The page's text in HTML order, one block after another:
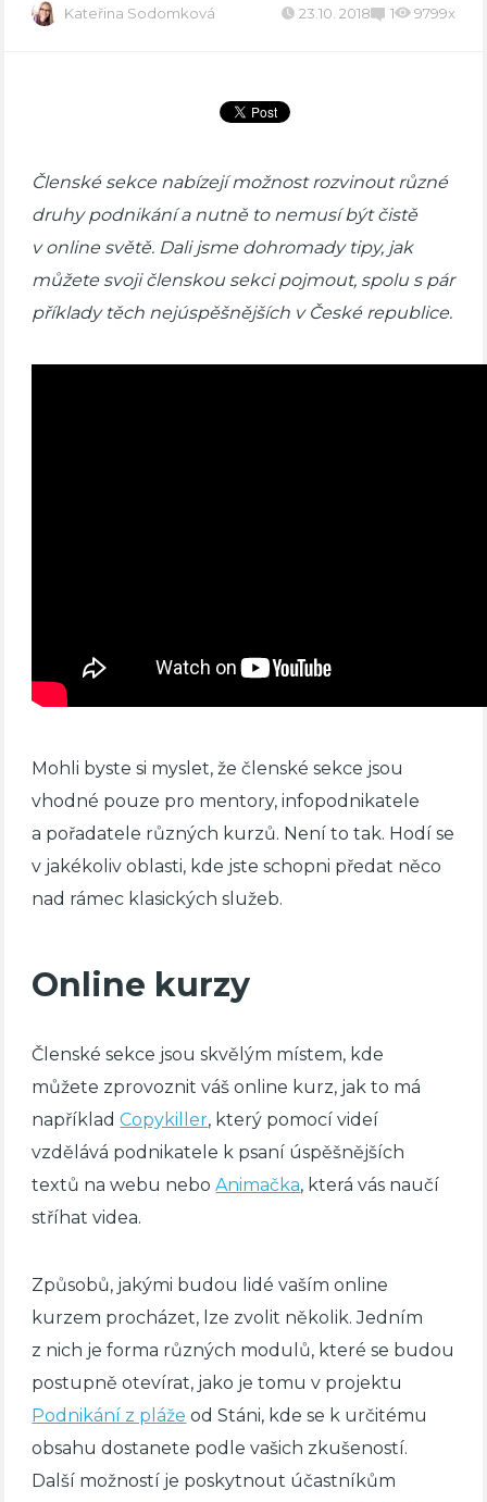
Kateřina Sodomková 23.10. 2018 1 9799x
Členské sekce nabízejí možnost rozvinout různé
druhy podnikání a nutně to nemusí být čistě
v online světě. Dali jsme dohromady tipy, jak
můžete svoji členskou sekci pojmout, spolu s pár
příklady těch nejúspěšnějších v České republice.
Mohli byste si myslet, že členské sekce jsou
vhodné pouze pro mentory, infopodnikatele
a pořadatele různých kurzů. Není to tak. Hodí se
v jakékoliv oblasti, kde jste schopni předat něco
nad rámec klasických služeb.
Online kurzy
Členské sekce jsou skvělým místem, kde
můžete zprovoznit váš online kurz, jak to má
napříkladCopykiller, který pomocí videí
vzdělává podnikatele k psaní úspěšnějších
textů na webu neboAnimačka, která vás naučí
stříhat videa.
Způsobů, jakými budou lidé vaším online
kurzem procházet, lze zvolit několik. Jedním
z nich je forma různých modulů, které se budou
postupně otevírat, jako je tomu v projektu
Podnikání z pláže od Stáni, kde se k určitému
obsahu dostanete podle vašich zkušeností.
Další možností je poskytnout účastníkům